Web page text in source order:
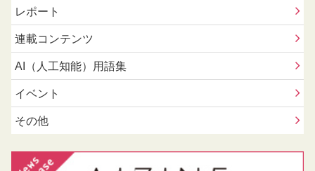
レポート
連載コンテンツ
AI（人工知能）用語集
イベント
その他